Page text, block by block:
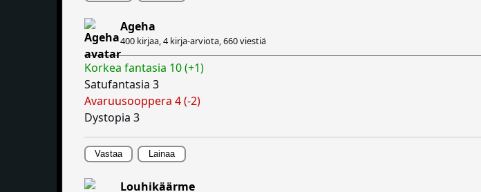
Ageha
400 kirjaa, 4 kirja-arviota,660 viestiä
Korkea fantasia 10 (+1)
Satufantasia 3
Avaruusooppera 4 (-2)
Dystopia 3
Vastaa Lainaa
Louhikäärme